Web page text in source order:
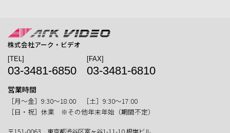
株式会社アーク・ビデオ
[TEL]
03-3481-6850
[FAX]
03-3481-6810
営業時間
［月〜金］9:30〜18:00 ［土］9:30〜17:00
［日・祝］休業 ※その他年末年始（期間不定）